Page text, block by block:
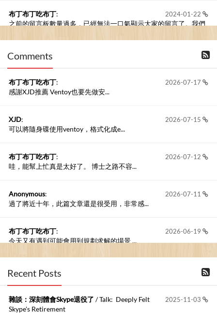
2024-01-22
布丁布丁吃布丁:
之前的留言板數量過多，已經無法一口氣顯示大家的留言了。我們
Comments
2026-07-17
布丁布丁吃布丁:
感謝XJD推薦 Ventoy也要先做安...
2026-07-15
XJD:
可以將隨身碟使用ventoy，格式化成e...
2026-07-12
布丁布丁吃布丁:
哇，能幫上忙真是太好了。 博士之路不容...
2026-07-11
Anonymous:
過了將近十年，此篇文章還是很受用，非常感...
2026-06-19
布丁布丁吃布丁:
今天又有遇到可能會用到規劃求解的場景 ...
2026-06-18
布丁布丁吃布丁
kage好像也可以下載整個網站 感謝分享
Anonymous:
Recent Posts
2025-11-03
雜談：深刻體會Skype退役了 / Talk: Deeply Felt
Skype's Retirement